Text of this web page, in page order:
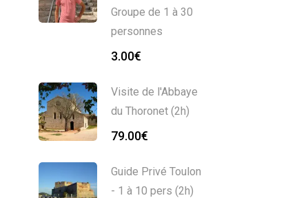
Groupe de 1 à 30
personnes
3.00€
Visite de l'Abbaye
du Thoronet (2h)
79.00€
Guide Privé Toulon
- 1 à 10 pers (2h)